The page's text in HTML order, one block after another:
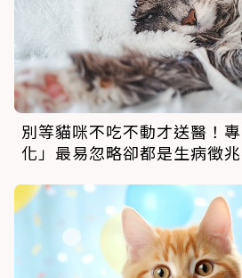
別等貓咪不吃不動才送醫！
化」最易忽略卻都是生病徵兆